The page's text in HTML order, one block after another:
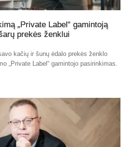
„Private Label“ gamintoją
prekės ženklui
kačių ir šunų ėdalo prekės ženklo
„Private Label“ gamintojo pasirinkimas.